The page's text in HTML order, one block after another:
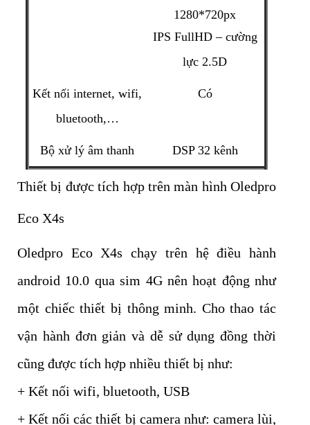
1280*720px
IPS FullHD – cường
lực 2.5D
Kết nối internet, wifi,
bluetooth,…
Có
Bộ xử lý âm thanh DSP 32 kênh
Thiết bị được tích hợp trên màn hình Oledpro
Eco X4s
Oledpro Eco X4s chạy trên hệ điều hành
android 10.0 qua sim 4G nên hoạt động như
một chiếc thiết bị thông minh. Cho thao tác
vận hành đơn giản và dễ sử dụng đồng thời
cũng được tích hợp nhiều thiết bị như:
+ Kết nối wifi, bluetooth, USB
+ Kết nối các thiết bị camera như: camera lùi,